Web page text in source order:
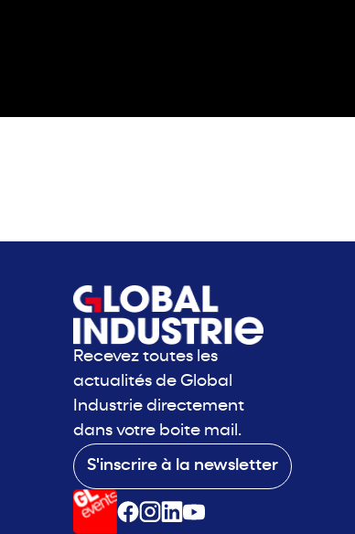
Recevez toutes les
actualités de Global
Industrie directement
dans votre boite mail.
S'inscrire à la newsletter